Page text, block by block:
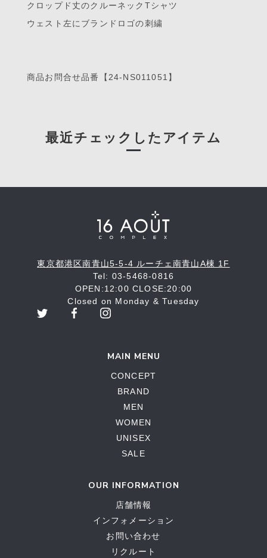
クロップド丈のクルーネックTシャツ
ウェスト左にブランドロゴの刺繍
商品お問合せ品番【24-NS011051】
最近チェックしたアイテム
東京都港区南青山5-5-4 ルーチェ南青山A棟 1F
Tel: 03-5468-0816
OPEN:12:00 CLOSE:20:00
Closed on Monday & Tuesday
MAIN MENU
CONCEPT
BRAND
MEN
WOMEN
UNISEX
SALE
OUR INFORMATION
店舗情報
インフォメーション
お問い合わせ
リクルート